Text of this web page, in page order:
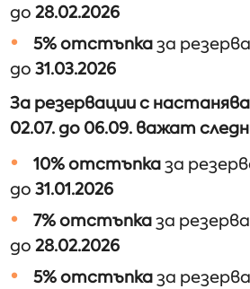
до28.02.2026
5% отстъпказа
до31.03.2026
За резервации с
02.07. до 06.09. важат
10% отстъпказа
до31.01.2026
7% отстъпказа
до28.02.2026
5% отстъпказа